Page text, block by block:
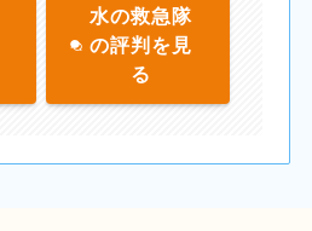
水の救急隊
の評判を見
る